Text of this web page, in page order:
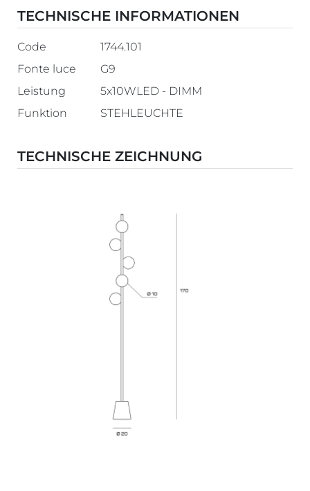
TECHNISCHE INFORMATIONEN
Code
1744.101
Fonte luce
G9
Leistung
5x10WLED - DIMM
Funktion
STEHLEUCHTE
TECHNISCHE ZEICHNUNG